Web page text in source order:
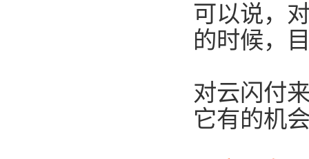
可以说，
的时候，
对云闪付
它有的机